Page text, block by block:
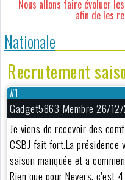
Nous allons faire évoluer
afin de les
Nationale
Recrutement
#1
Gadget5863 Membre 26/
Je viens de recevoir des
CSBJ fait fort.La
saison manquée et a
Rien que pour Nevers, c'est